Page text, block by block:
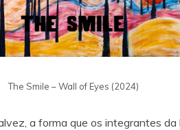
The Smile – Wall of Eyes (2024)
a forma que os integrantes